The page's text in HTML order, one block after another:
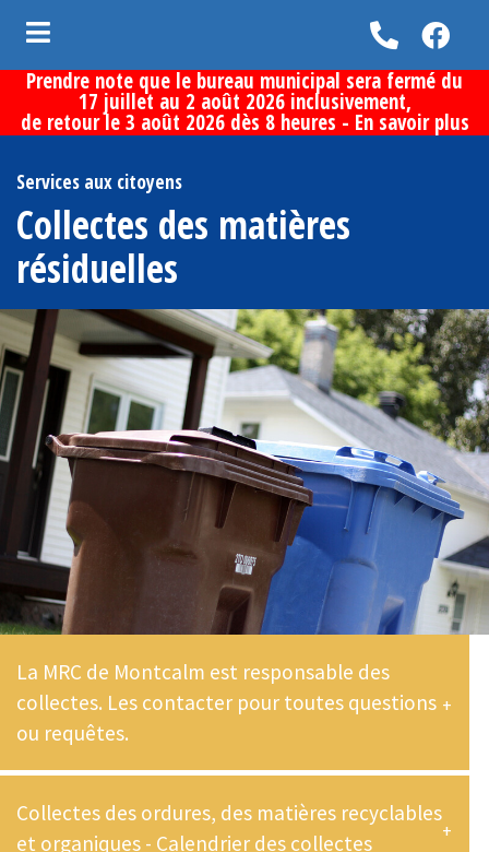
(Vie municipale )
(Services aux citoyens )
(Loisirs et culture )
(Découvrir la municipalité )
Prendre note que le bureau municipal sera fermé du
17 juillet au 2 août 2026 inclusivement,
de retour le 3 août 2026 dès 8 heures - En savoir plus
Services aux citoyens
Collectes des matières
résiduelles
La MRC de Montcalm est responsable des
collectes. Les contacter pour toutes questions
ou requêtes.
Collectes des ordures, des matières recyclables
et organiques - Calendrier des collectes